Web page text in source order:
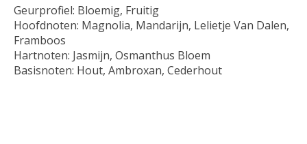
Geurprofiel: Bloemig, Fruitig
Hoofdnoten: Magnolia, Mandarijn, Lelietje Van Dalen,
Framboos
Hartnoten: Jasmijn, Osmanthus Bloem
Basisnoten: Hout, Ambroxan, Cederhout